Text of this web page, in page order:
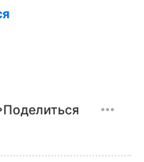
Поделиться